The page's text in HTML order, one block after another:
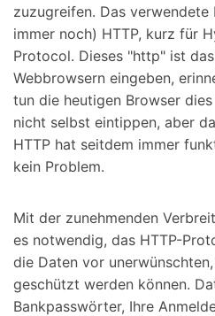
zuzugreifen. Das
immer noch) HTTP, kurz für
Protocol. Dieses "http" ist
Webbrowsern eingeben,
tun die heutigen Browser
nicht selbst eintippen, aber
HTTP hat seitdem immer
kein Problem.
Mit der zunehmenden
es notwendig, das HTTP-
die Daten vor
geschützt werden können.
Bankpasswörter, Ihre